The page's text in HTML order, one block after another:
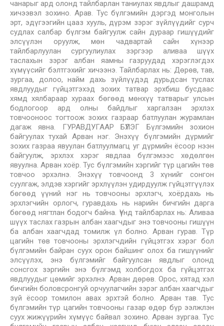
чанарыг ард олонд тайлбарлан таниулах явдлыг дашрамд
хичээвэл зохино. Арав. Тус бүлгэмийн дэргэд монголын
эрт, эдүгээгийн цааз хууль, дүрэм зэрэг зүйлүүдийг сурч
судлах салбар бүлгэм байгуулж сайн дураар гишүүдийг
элсүүлэн оруулж, мөн чадвартай сайн хүнээр
тайлбарлуулан сургуулиулах зэргээр аливаа шүүх
таслахын зэрэг албан яамны газруудад хэрэглэгдэх
хүмүүсийг бэлтгэхийг хичээнэ. Тайлбарлах нь: Дөрөв, тав,
зургаа, долоо, найм дахь зүйлүүдэд дурьдсан туслах
явдлуудыг гүйцэтгэхэд зохих татвар эрхбиш бусдаас
хямд хялбараар хураах бөгөөд мөнхүү татварыг улсын
бодлогоор ард олны байдлыг харгалзан эрхлэх
товчооноос тогтоож зохих газраар батлуулан журамлан
дагаж явна. ГУРАВДУГААР БҮЛЭГ Бүлгэмийн зохион
байгуулах тухай Арван нэг. Энэхүү бүлгэмийн дүрмийг
зохих газраа явуулан батлуулмагц уг дүрмийн ёсоор нээн
байгуулж, эрхлэх хэрэг явдлаа бүлгэмээс хөдөлгөн
явуулна. Арван хоёр. Тус бүлгэмийн хэргийг түр цагийн төв
товчоо эрхэлнэ. Энэхүү товчоонд 3 хүнийг сонгон
суулгаж, элдэв хэргийг эрхлүүлэн удирдуулж гүйцэтгүүлэх
бөгөөд үүний нэг нь товчооны эрхлэгч, хоёрдахь нь
эрхлэгчийн орлогч, гуравдахь нь нарийн бичгийн дарга
бөгөөд нягтлан бодогч байна. Үүнд тайлбарлах нь: Аливаа
шүүх таслах газрын албан хаагчдыг энэ товчооны гишүүн
ба албан хаагчдад томилж үл болно. Арван гурав. Түр
цагийн төв товчооны эрхлэгчдийн гүйцэтгэх хэрэг бол
бүлгэмийн байран суух орон байшинг олох ба гишүүнийг
элсүүлэх, энэ бүлгэмийг байгуулсан явдлыг олонд
сонсгох зэргийн энэ бүлгэмд холбогдох ба гүйцэтгэх
явдлуудыг цөмийг эрхэлнэ. Арван дөрөв. Орос, хятад хэл
бичгийн боловсронгуй орчуулагчийн зэрэг албан хаагчдыг
зүй ёсоор томилон авах эрхтэй болно. Арван тав. Тус
бүлгэмийн түр цагийн товчооны газар өдөр бүр ээлжлэн
суух жижүүрийн хүмүүс байвал зохино. Арван зургаа. Тус